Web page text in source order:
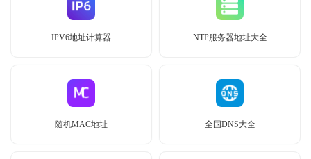
IPV6地址计算器 NTP服务器地址大全
随机MAC地址 全国DNS大全